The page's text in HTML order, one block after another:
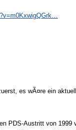
es wÃ¤re ein
PDS-Austritt von